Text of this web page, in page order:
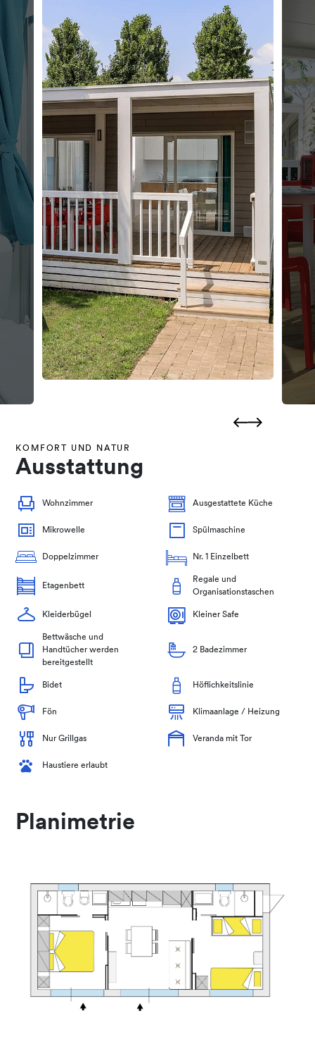
KOMFORT UND NATUR
Ausstattung
Wohnzimmer Ausgestattete Küche
Mikrowelle Spülmaschine
Doppelzimmer Nr. 1 Einzelbett
Etagenbett
Regale und
Organisationstaschen
Kleiderbügel Kleiner Safe
Bettwäsche und
Handtücher werden
bereitgestellt
2 Badezimmer
Bidet Höflichkeitslinie
Fön Klimaanlage / Heizung
Nur Grillgas Veranda mit Tor
Haustiere erlaubt
Planimetrie